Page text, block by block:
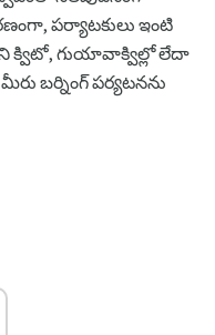
పర్యాటకులు ఇంటి
క్విటో, గుయావాక్విల్లో లేదా
బర్నింగ్ పర్యటనను